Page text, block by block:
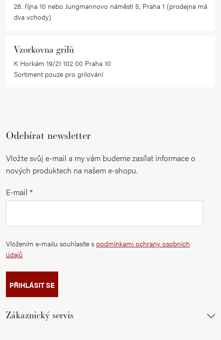
28. října 10 nebo Jungmannovo náměstí 5, Praha 1 (prodejna má
dva vchody)
Vzorkovna grilů
K Horkám 19/21 102 00 Praha 10
Sortiment pouze pro grilování
Odebírat newsletter
Vložte svůj e-mail a my vám budeme zasílat informace o
nových produktech na našem e-shopu.
E-mail
Vložením e-mailu souhlasíte s podmínkami ochrany osobních
údajů
PŘIHLÁSIT SE
Zákaznický servis